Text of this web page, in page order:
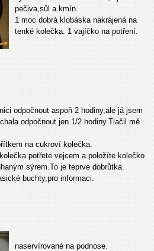
pečiva,sůl a kmín.
1 moc dobrá klobáska nakrájená na
tenké kolečka. 1 vajíčko na potření.
odpočnout aspoň 2 hodiny,ale já jsem
odpočnout jen 1/2 hodiny.Tlačil mě
na cukroví kolečka.
potřete vejcem a položíte kolečko
sýrem.To je teprve dobrůtka.
buchty,pro informaci.
naservírované na podnose.